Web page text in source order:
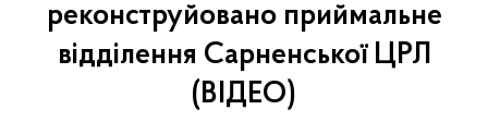
реконструйовано приймальне
відділення Сарненської ЦРЛ
(ВІДЕО)